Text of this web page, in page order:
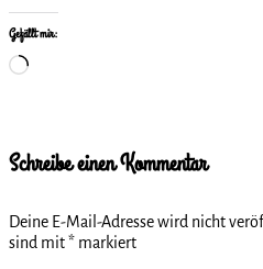
Gefällt mir:
Wird
Schreibe einen Kommentar
Deine E-Mail-Adresse wird nicht
sind mit* markiert